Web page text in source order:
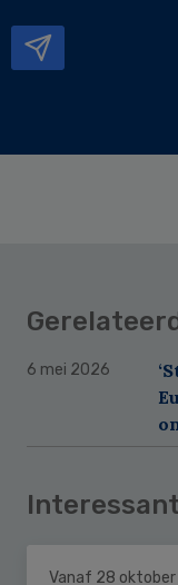
6 mei 2026
Vanaf 28